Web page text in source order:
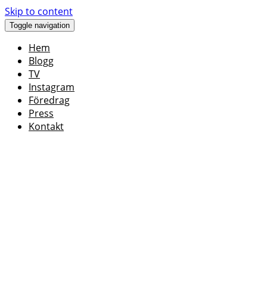
Skip to content
Toggle navigation
Hem
Blogg
TV
Instagram
Föredrag
Press
Kontakt